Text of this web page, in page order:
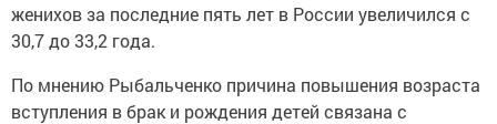
женихов за последние пять лет в России увеличился с
30,7 до 33,2 года.
По мнению Рыбальченко причина повышения возраста
вступления в брак и рождения детей связана с